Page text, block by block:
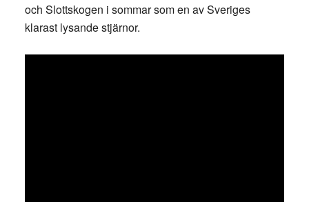
och Slottskogen i sommar som en av Sveriges
klarast lysande stjärnor.